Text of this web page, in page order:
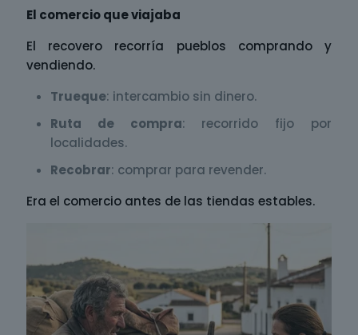
El comercio que viajaba
El recovero recorría pueblos comprando y
vendiendo.
Trueque: intercambio sin dinero.
Ruta de compra: recorrido fijo por
localidades.
Recobrar: comprar para revender.
Era el comercio antes de las tiendas estables.